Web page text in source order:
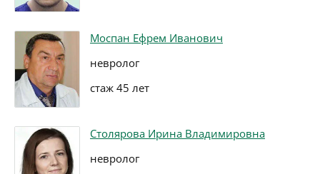
Моспан Ефрем Иванович
невролог
стаж 45 лет
Столярова Ирина Владимировна
невролог